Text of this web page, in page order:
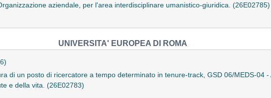
aziendale, per l'area interdisciplinare umanistico-giuridica. (26E02785)
UNIVERSITA' EUROPEA DI ROMA
di un posto di ricercatore a tempo determinato in tenure-track, GSD 06/MEDS-04
e della vita. (26E02783)